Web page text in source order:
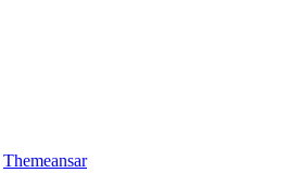
Themeansar